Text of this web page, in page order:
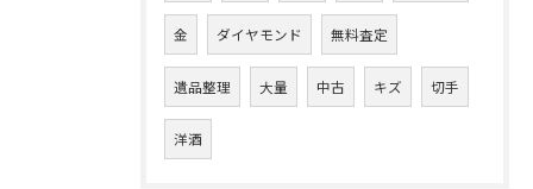
金 ダイヤモンド 無料査定
遺品整理 大量 中古 キズ 切手
洋酒